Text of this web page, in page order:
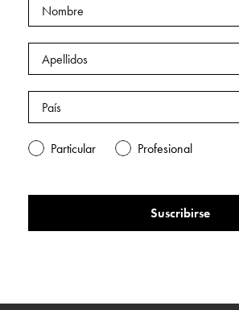
Particular Profesional
Suscribirse